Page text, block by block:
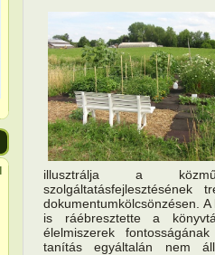
illusztrálja a
dokumentumkölcsönzésen.
is ráébresztette a
élelmiszerek
tanítás egyáltalán nem